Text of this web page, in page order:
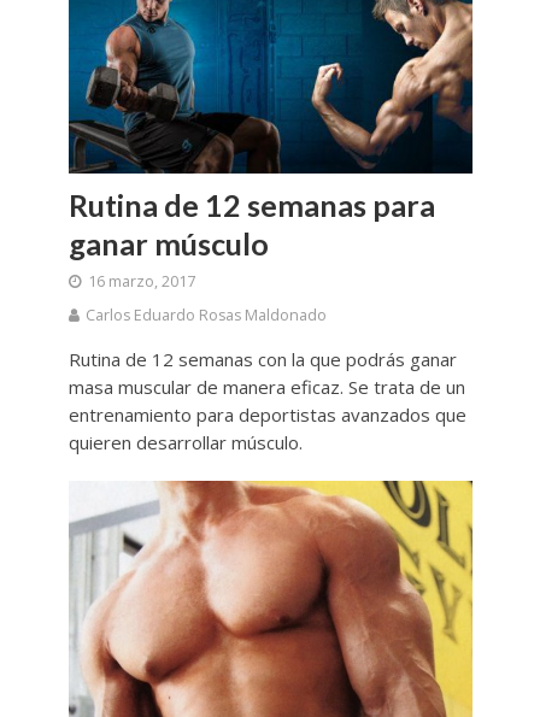
Rutina de 12 semanas para
ganar músculo
16 marzo, 2017
Carlos Eduardo Rosas Maldonado
Rutina de 12 semanas con la que podrás ganar
masa muscular de manera eficaz. Se trata de un
entrenamiento para deportistas avanzados que
quieren desarrollar músculo.